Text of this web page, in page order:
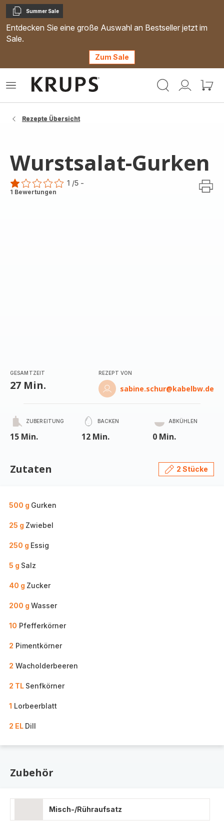
Kopieren
Summer Sale
Entdecken Sie eine große Auswahl an Bestseller jetzt im
Sale.
Zum Sale
Mein
Mein
Das
Rezepte Übersicht
Wurstsalat-Gurken
Bewertung
1 /5 -
1 Bewertungen
GESAMTZEIT
27 Min.
REZEPT VON
sabine.schur@kabelbw.de
ZUBEREITUNG
15 Min.
BACKEN
12 Min.
ABKÜHLEN
0 Min.
Zutaten 2 Stücke
500 g Gurken
25 g Zwiebel
250 g Essig
5 g Salz
40 g Zucker
200 g Wasser
10 Pfefferkörner
2 Pimentkörner
2 Wacholderbeeren
2 TL Senfkörner
1 Lorbeerblatt
2 EL Dill
Zubehör
Misch-/Rühraufsatz